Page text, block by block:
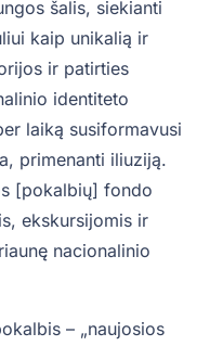
šalis, siekianti
kaip unikalią ir
ir patirties
identiteto
laiką susiformavusi
primenanti iliuziją.
[pokalbių] fondo
ekskursijomis ir
nacionalinio
– „naujosios